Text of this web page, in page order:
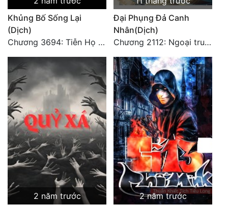
Khủng Bố Sống Lại
(Dịch)
Chương 3694: Tiễn Họ Đoạn Đường Cuối - Hoàn
Đại Phụng Đả Canh
Nhân(Dịch)
Chương 2112: Ngoại truyện 3 - Tiệc mừng công
2 năm trước
2 năm trước